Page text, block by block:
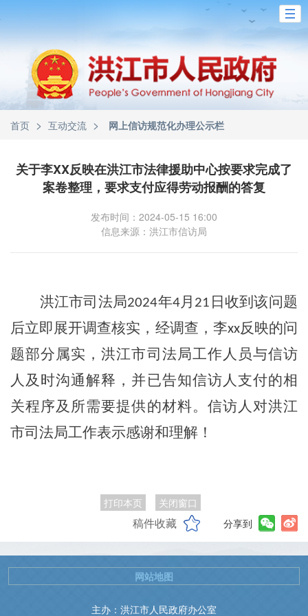
首页 > 互动交流 > 网上信访规范化办理公示栏
关于李XX反映在洪江市法律援助中心按要求完成了
案卷整理，要求支付应得劳动报酬的答复
发布时间：2024-05-15 16:00
信息来源：洪江市信访局
洪江市司法局2024年4月 21 日收到该问题
后立即展开调查核实，经调查，李xx反映的问
题部分属实，洪江市司法局工作人员与信访
人及时沟通解释，并已告知信访人支付的相
关程序及所需要提供的材料。信访人对洪江
市司法局工作表示感谢和理解！
打印本页 关闭窗口
稿件收藏 分享到
主办：洪江市人民政府办公室
网站地图